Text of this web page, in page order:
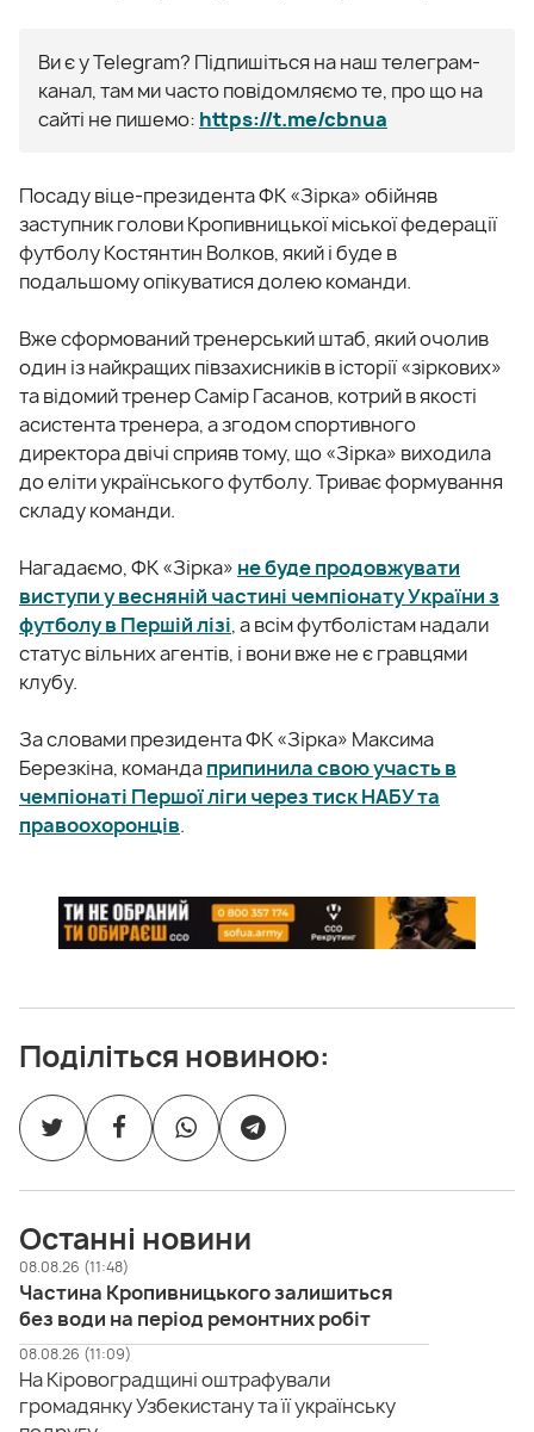
Ви є у Telegram? Підпишіться на наш телеграм-
канал, там ми часто повідомляємо те, про що на
сайті не пишемо: https://t.me/cbnua
Посаду віце-президента ФК «Зірка» обійняв
заступник голови Кропивницької міської федерації
футболу Костянтин Волков, який і буде в
подальшому опікуватися долею команди.
Вже сформований тренерський штаб, який очолив
один із найкращих півзахисників в історії «зіркових»
та відомий тренер Самір Гасанов, котрий в якості
асистента тренера, а згодом спортивного
директора двічі сприяв тому, що «Зірка» виходила
до еліти українського футболу. Триває формування
складу команди.
Нагадаємо, ФК «Зірка» не буде продовжувати
виступи у весняній частині чемпіонату України з
футболу в Першій лізі, а всім футболістам надали
статус вільних агентів, і вони вже не є гравцями
клубу.
За словами президента ФК «Зірка» Максима
Березкіна, командаприпинила свою участь в
чемпіонаті Першої ліги через тиск НАБУ та
правоохоронців.
Поділіться новиною:
Останні новини
08.08.26 (11:48)
Частина Кропивницького залишиться
без води на період ремонтних робіт
08.08.26 (11:09)
На Кіровоградщині оштрафували
громадянку Узбекистану та її українську